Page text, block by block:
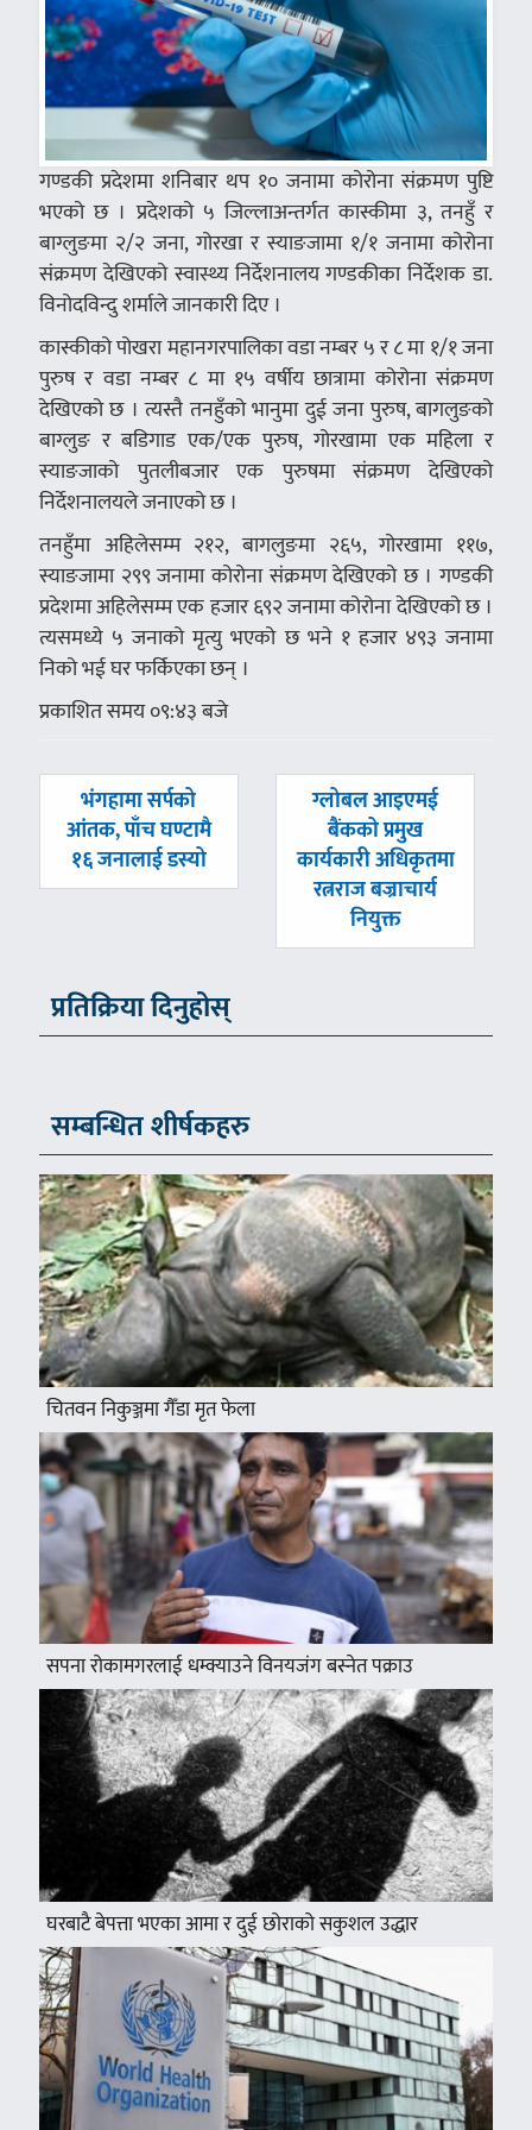
गण्डकी प्रदेशमा शनिबार थप १० जनामा कोरोना संक्रमण पुष्टि
भएको छ । प्रदेशको ५ जिल्लाअन्तर्गत कास्कीमा ३, तनहुँ र
बाग्लुङमा २/२ जना, गोरखा र स्याङजामा १/१ जनामा कोरोना
संक्रमण देखिएको स्वास्थ्य निर्देशनालय गण्डकीका निर्देशक डा.
विनोदविन्दु शर्माले जानकारी दिए ।
कास्कीको पोखरा महानगरपालिका वडा नम्बर ५ र ८ मा १/१ जना
पुरुष र वडा नम्बर ८ मा १५ वर्षीय छात्रामा कोरोना संक्रमण
देखिएको छ । त्यस्तै तनहुँको भानुमा दुई जना पुरुष, बागलुङको
बाग्लुङ र बडिगाड एक/एक पुरुष, गोरखामा एक महिला र
स्याङजाको पुतलीबजार एक पुरुषमा संक्रमण देखिएको
निर्देशनालयले जनाएको छ ।
तनहुँमा अहिलेसम्म २१२, बागलुङमा २६५, गोरखामा ११७,
स्याङजामा २९९ जनामा कोरोना संक्रमण देखिएको छ । गण्डकी
प्रदेशमा अहिलेसम्म एक हजार ६९२ जनामा कोरोना देखिएको छ ।
त्यसमध्ये ५ जनाको मृत्यु भएको छ भने १ हजार ४९३ जनामा
निको भई घर फर्किएका छन् ।
प्रकाशित समय ०९:४३ बजे
पछिल्लाे
-
भंगहामा सर्पको
आंतक, पाँच घण्टामै
१६ जनालाई डस्यो
अघिल्लाे
ग्लोबल आइएमई
बैंकको प्रमुख
कार्यकारी अधिकृतमा
रत्नराज बज्राचार्य
नियुक्त
प्रतिक्रिया दिनुहोस्
सम्बन्धित शीर्षकहरु
चितवन निकुञ्जमा गैँडा मृत फेला
सपना रोकामगरलाई धम्क्याउने विनयजंग बस्नेत पक्राउ
घरबाटै बेपत्ता भएका आमा र दुई छोराको सकुशल उद्धार